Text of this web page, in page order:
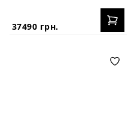
37490 грн.